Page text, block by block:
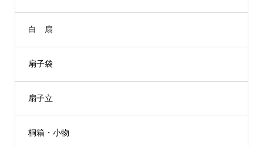
白 扇
扇子袋
扇子立
桐箱・小物